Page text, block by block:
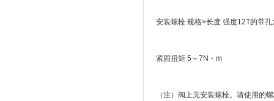
安装螺栓 规格×长度 强度12T的带
紧固扭矩 5～7N・m
（注）阀上无安装螺栓。请使用的